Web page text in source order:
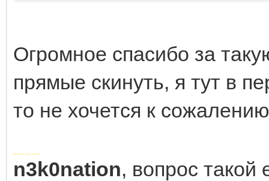
Огромное спасибо за
прямые скинуть, я тут в
то не хочется к
Добавлено через 4 минуты
n3k0nation, вопрос